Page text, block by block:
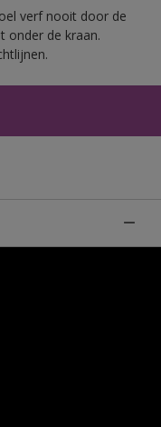
verf nooit door de
onder de kraan.